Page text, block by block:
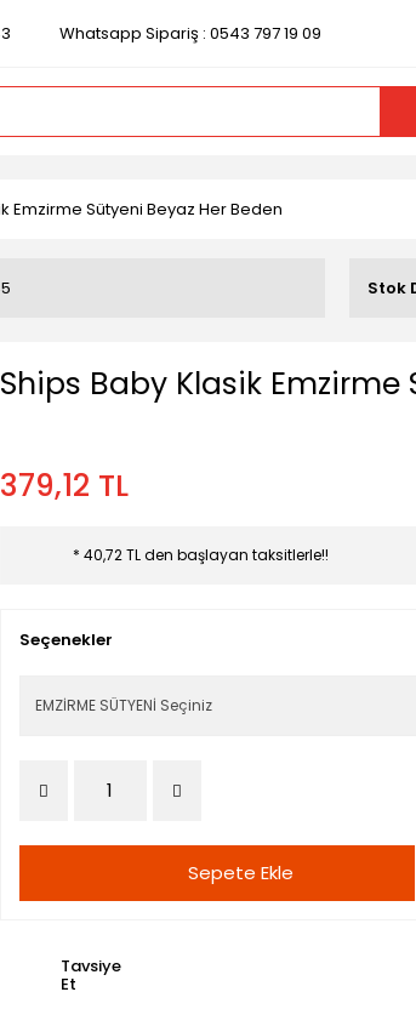
Whatsapp Sipariş : 0543 797 19 09
Emzirme Sütyeni Beyaz Her Beden
Stok
Ships Baby Klasik Emzirme
379,12 TL
* 40,72 TL den başlayan taksitlerle!!
Seçenekler
Sepete Ekle
Tavsiye
Et